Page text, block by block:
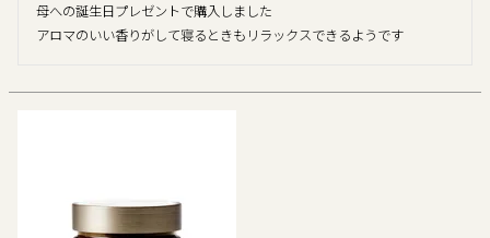
母への誕生日プレゼントで購入しました
アロマのいい香りがして寝るときもリラックスできるようです